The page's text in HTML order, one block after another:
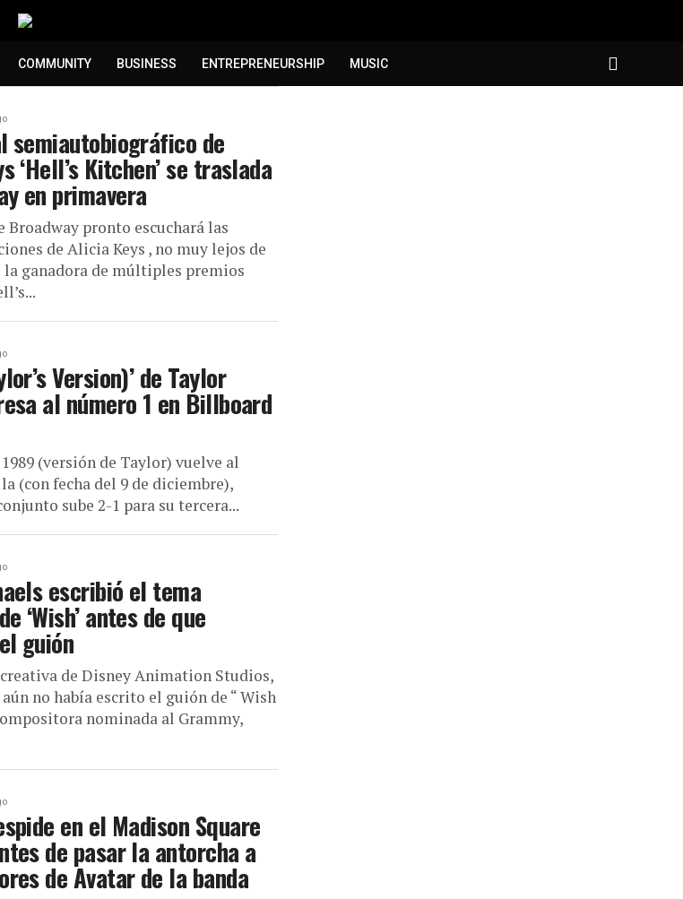
COMMUNITY BUSINESS ENTREPRENEURSHIP MUSIC
semiautobiográfico de
‘Hell’s Kitchen’ se traslada
en primavera
Broadway pronto escuchará las
de Alicia Keys , no muy lejos de
la ganadora de múltiples premios
Version)’ de Taylor
al número 1 en Billboard
(versión de Taylor) vuelve al
(con fecha del 9 de diciembre),
sube 2-1 para su tercera...
escribió el tema
‘Wish’ antes de que
guión
de Disney Animation Studios,
no había escrito el guión de “ Wish
nominada al Grammy,
en el Madison Square
de pasar la antorcha a
de Avatar de la banda